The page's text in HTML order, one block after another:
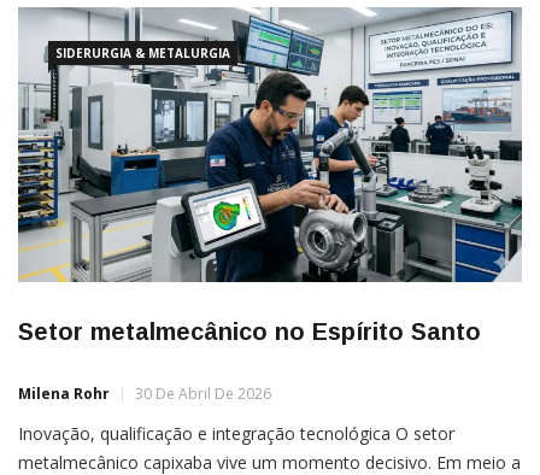
SIDERURGIA & METALURGIA
Setor metalmecânico no Espírito Santo
Milena Rohr 30 De Abril De 2026
Inovação, qualificação e integração tecnológica O setor
metalmecânico capixaba vive um momento decisivo. Em meio a